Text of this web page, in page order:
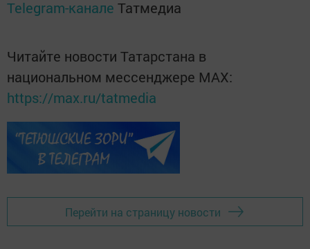
Telegram-канале Татмедиа
Читайте новости Татарстана в
национальном мессенджере MАХ:
https://max.ru/tatmedia
Перейти на страницу новости